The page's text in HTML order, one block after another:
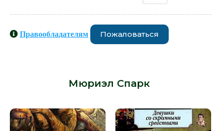
Правообладателям Пожаловаться
Мюриэл Спарк